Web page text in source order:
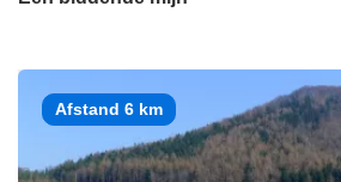
Afstand 6 km